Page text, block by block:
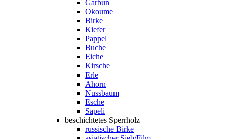
Garbun
Okoume
Birke
Kiefer
Pappel
Buche
Eiche
Kirsche
Erle
Ahorn
Nussbaum
Esche
Sapeli
beschichtetes Sperrholz
russische Birke